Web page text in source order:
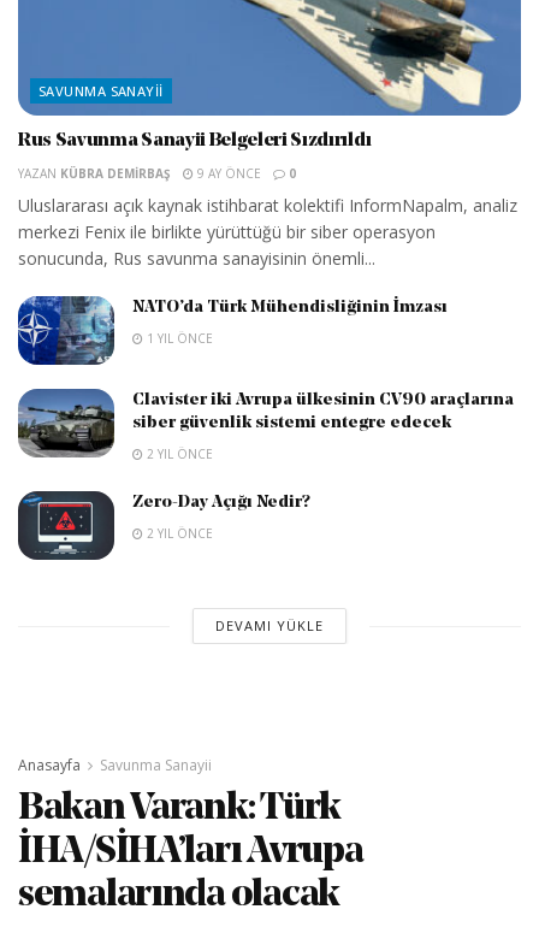
SAVUNMA SANAYII
Rus Savunma Sanayii Belgeleri Sızdırıldı
YAZAN KÜBRA DEMIRBAŞ 9 AY ÖNCE 0
Uluslararası açık kaynak istihbarat kolektifi InformNapalm, analiz
merkezi Fenix ile birlikte yürüttüğü bir siber operasyon
sonucunda, Rus savunma sanayisinin önemli...
NATO’da Türk Mühendisliğinin İmzası
1 YIL ÖNCE
Clavister iki Avrupa ülkesinin CV90 araçlarına
siber güvenlik sistemi entegre edecek
2 YIL ÖNCE
Zero-Day Açığı Nedir?
2 YIL ÖNCE
DEVAMI YÜKLE
Anasayfa Savunma Sanayii
Bakan Varank: Türk
İHA/SİHA’ları Avrupa
semalarında olacak